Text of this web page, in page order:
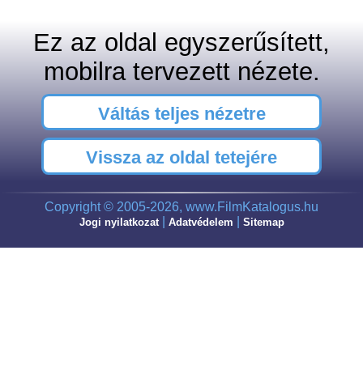
Ez az oldal egyszerűsített,
mobilra tervezett nézete.
Váltás teljes nézetre
Vissza az oldal tetejére
Copyright © 2005-2026, www.FilmKatalogus.hu
Jogi nyilatkozat| Adatvédelem Sitemap